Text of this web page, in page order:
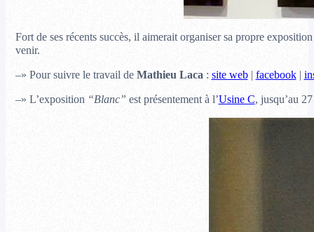
Fort de ses récents succès, il aimerait organiser sa propre
venir.
–» Pour suivre le travail de Mathieu Laca: site web| facebook|
–» L’exposition “Blanc” est présentement à l’Usine C, jusqu’au